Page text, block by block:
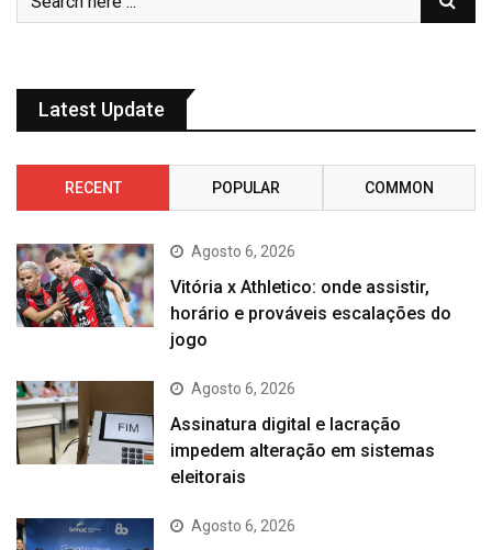
Latest Update
RECENT POPULAR COMMON
Agosto 6, 2026
Vitória x Athletico: onde assistir,
horário e prováveis escalações do
jogo
Agosto 6, 2026
Assinatura digital e lacração
impedem alteração em sistemas
eleitorais
Agosto 6, 2026